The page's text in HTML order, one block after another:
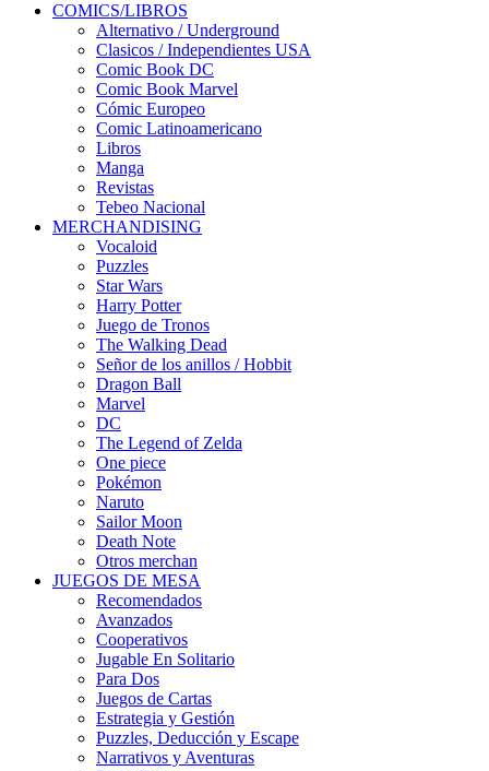
COMICS/LIBROS
Alternativo / Underground
Clasicos / Independientes USA
Comic Book DC
Comic Book Marvel
Cómic Europeo
Comic Latinoamericano
Libros
Manga
Revistas
Tebeo Nacional
MERCHANDISING
Vocaloid
Puzzles
Star Wars
Harry Potter
Juego de Tronos
The Walking Dead
Señor de los anillos / Hobbit
Dragon Ball
Marvel
DC
The Legend of Zelda
One piece
Pokémon
Naruto
Sailor Moon
Death Note
Otros merchan
JUEGOS DE MESA
Recomendados
Avanzados
Cooperativos
Jugable En Solitario
Para Dos
Juegos de Cartas
Estrategia y Gestión
Puzzles, Deducción y Escape
Narrativos y Aventuras